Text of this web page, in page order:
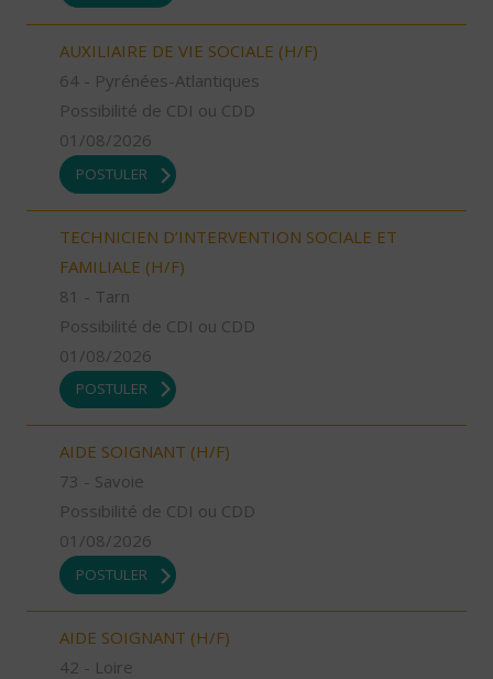
AUXILIAIRE DE VIE SOCIALE (H/F)
64 - Pyrénées-Atlantiques
Possibilité de CDI ou CDD
01/08/2026
POSTULER
TECHNICIEN D’INTERVENTION SOCIALE ET
FAMILIALE (H/F)
81 - Tarn
Possibilité de CDI ou CDD
01/08/2026
POSTULER
AIDE SOIGNANT (H/F)
73 - Savoie
Possibilité de CDI ou CDD
01/08/2026
POSTULER
AIDE SOIGNANT (H/F)
42 - Loire